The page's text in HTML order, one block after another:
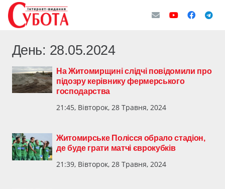
День: 28.05.2024
На Житомирщині слідчі повідомили про
підозру керівнику фермерського
господарства
21:45, Вівторок, 28 Травня, 2024
Житомирське Полісся обрало стадіон,
де буде грати матчі єврокубків
21:39, Вівторок, 28 Травня, 2024